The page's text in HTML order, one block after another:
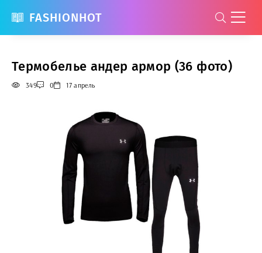
FASHIONHOT
Термобелье андер армор (36 фото)
349 0 17 апрель